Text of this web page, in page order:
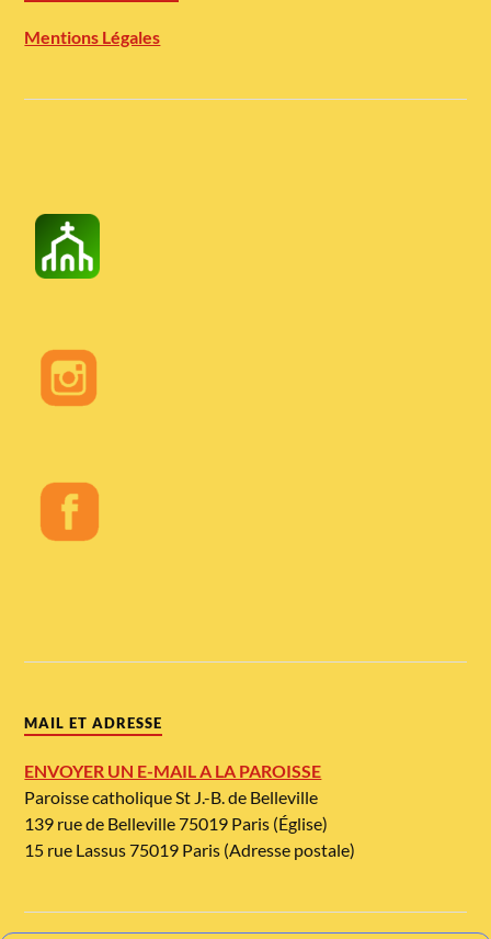
Mentions Légales
MAIL ET ADRESSE
ENVOYER UN E-MAIL A LA PAROISSE
Paroisse catholique St J.-B. de Belleville
139 rue de Belleville 75019 Paris (Église)
15 rue Lassus 75019 Paris (Adresse postale)